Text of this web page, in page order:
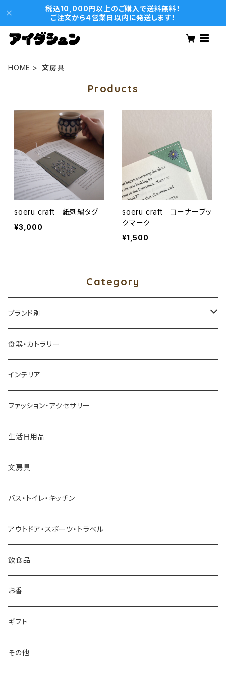
税込10,000円以上のご購入で送料無料！
ご注文から４営業日以内に発送します！
HOME 文房具
Products
soeru craft 紙刺繍タグ
¥3,000
soeru craft コーナーブッ
クマーク
¥1,500
Category
ブランド別
アイダシュン ／ by age 18 オリジナル
四十沢木材工芸
アッシュコンセプト
近江和ろうそく大與／DAIYO
Oowets
KIKIME
コロリドー
THE
THE NODOKA
さざなみ漆器
sugata
食器・カトラリー
インテリア
ファッション・アクセサリー
生活日用品
文房具
バス・トイレ・キッチン
アウトドア・スポーツ・トラベル
飲食品
お香
ギフト
その他